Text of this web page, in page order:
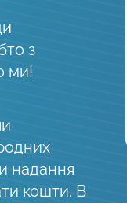
з
ми!
надання
кошти. В